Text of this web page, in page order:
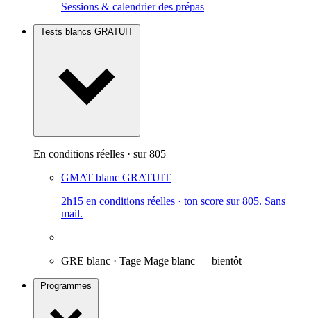
Sessions & calendrier des prépas
Tests blancs GRATUIT
En conditions réelles · sur 805
GMAT blanc GRATUIT
2h15 en conditions réelles · ton score sur 805. Sans
mail.
GRE blanc · Tage Mage blanc — bientôt